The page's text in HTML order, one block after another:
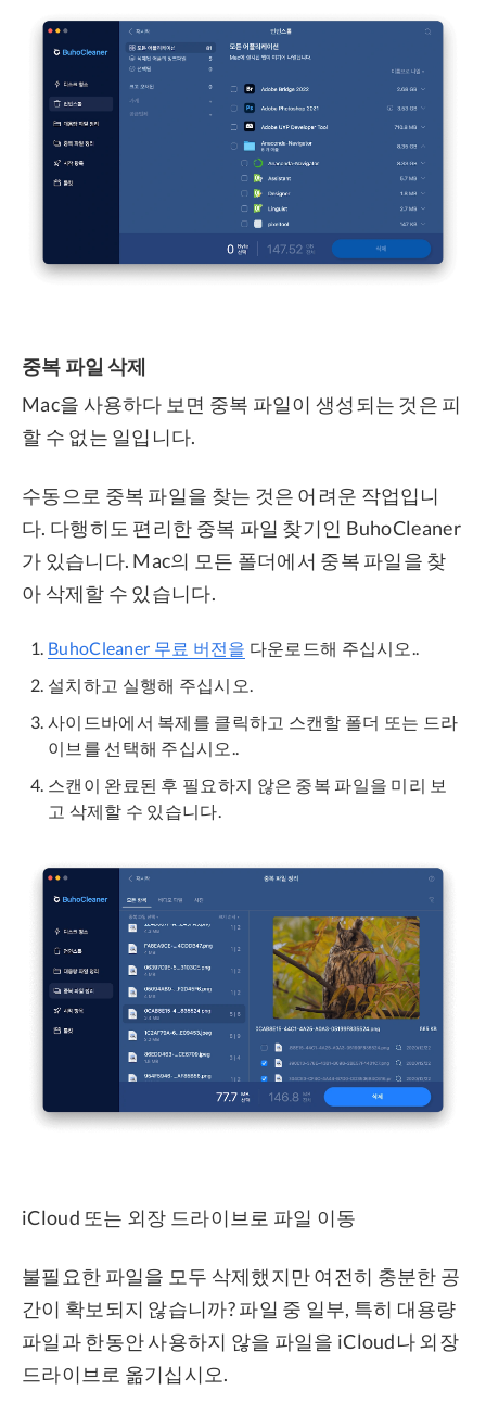
중복 파일 삭제
Mac을 사용하다 보면 중복 파일이 생성되는 것은 피
할 수 없는 일입니다.
수동으로 중복 파일을 찾는 것은 어려운 작업입니
다. 다행히도 편리한 중복 파일 찾기인 BuhoCleaner
가 있습니다. Mac의 모든 폴더에서 중복 파일을 찾
아 삭제할 수 있습니다.
BuhoCleaner 무료 버전을 다운로드해 주십시오..
설치하고 실행해 주십시오.
사이드바에서 복제를 클릭하고 스캔할 폴더 또는 드라
이브를 선택해 주십시오..
스캔이 완료된 후 필요하지 않은 중복 파일을 미리 보
고 삭제할 수 있습니다.
iCloud 또는 외장 드라이브로 파일 이동
불필요한 파일을 모두 삭제했지만 여전히 충분한 공
간이 확보되지 않습니까? 파일 중 일부, 특히 대용량
파일과 한동안 사용하지 않을 파일을 iCloud나 외장
드라이브로 옮기십시오.